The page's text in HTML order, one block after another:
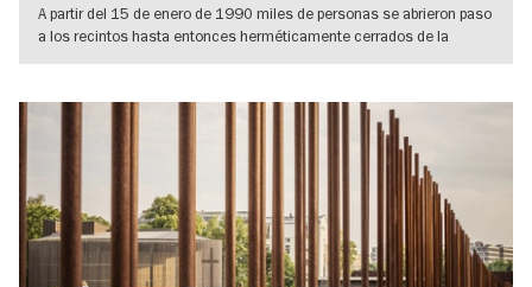
A partir del 15 de enero de 1990 miles de personas se abrieron paso
a los recintos hasta entonces herméticamente cerrados de la